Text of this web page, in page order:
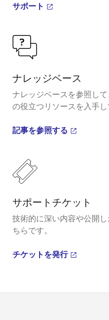
サポート
ナレッジベース
ナレッジベースを参照し
の役立つリソースを入手し
記事を参照する
サポートチケット
技術的に深い内容や公開
ちらです。
チケットを発行